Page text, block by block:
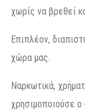
χωρίς να βρεθεί
Επιπλέον,
χώρα μας.
Ναρκωτικά,
χρησιμοποιούσε